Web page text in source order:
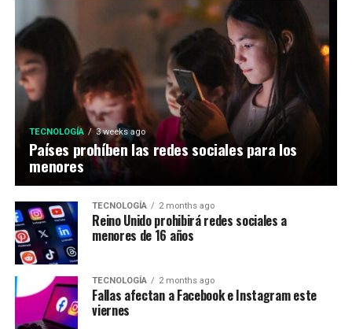
TECNOLOGÍA 3 weeks ago
Países prohíben las redes sociales para los
menores
TECNOLOGÍA 2 months ago
Reino Unido prohibirá redes sociales a
menores de 16 años
TECNOLOGÍA 2 months ago
Fallas afectan a Facebook e Instagram este
viernes